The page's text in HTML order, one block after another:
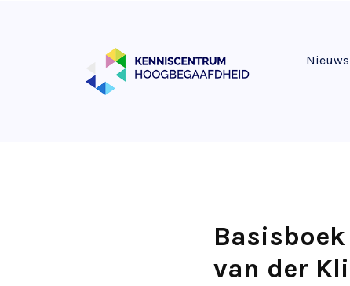
Nieuws
van der